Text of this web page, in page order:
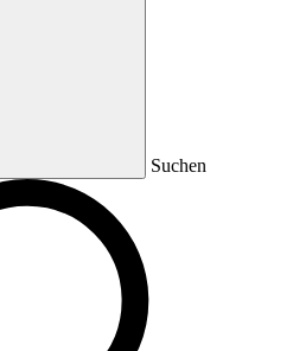
Suchen